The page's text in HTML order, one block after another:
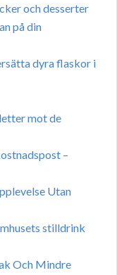
och desserter
på din
dyra flaskor i
mot de
–
Utan
stilldrink
Och Mindre